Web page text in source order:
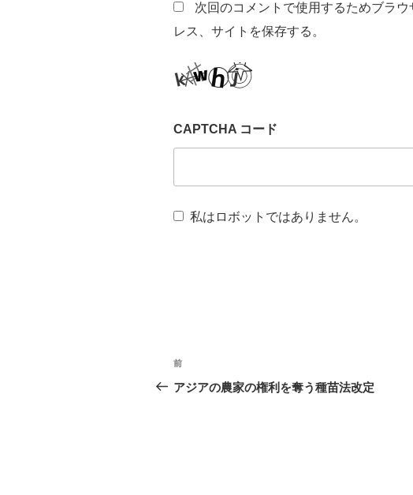
次回のコメントで使用するためブラ
レス、サイトを保存する。
CAPTCHA コード
私はロボットではありません。
投
稿
前
の
前
アジアの農家の権利を奪う種苗法改定